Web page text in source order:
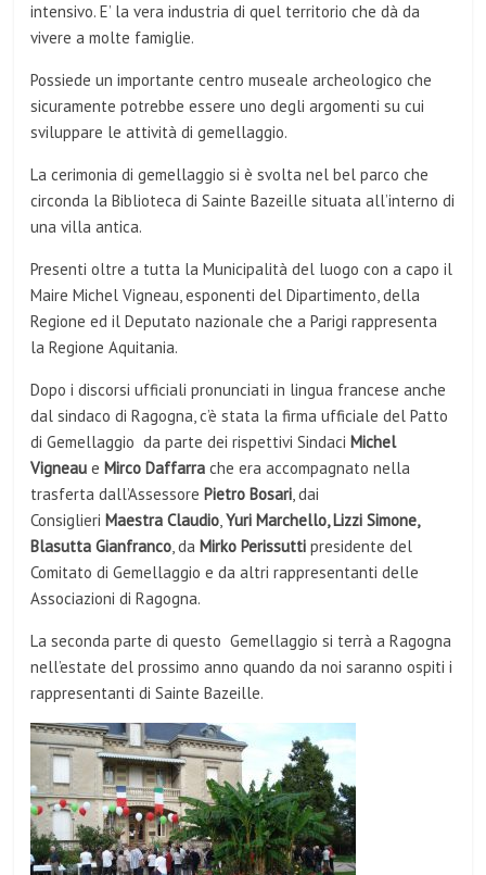
intensivo. E’ la vera industria di quel territorio che dà da
vivere a molte famiglie.
Possiede un importante centro museale archeologico che
sicuramente potrebbe essere uno degli argomenti su cui
sviluppare le attività di gemellaggio.
La cerimonia di gemellaggio si è svolta nel bel parco che
circonda la Biblioteca di Sainte Bazeille situata all’interno di
una villa antica.
Presenti oltre a tutta la Municipalità del luogo con a capo il
Maire Michel Vigneau, esponenti del Dipartimento, della
Regione ed il Deputato nazionale che a Parigi rappresenta
la Regione Aquitania.
Dopo i discorsi ufficiali pronunciati in lingua francese anche
dal sindaco di Ragogna, c’è stata la firma ufficiale del Patto
di Gemellaggioda parte dei rispettivi SindaciMichel
Vigneau eMirco Daffarra che era accompagnato nella
trasferta dall’AssessorePietro Bosari, dai
ConsiglieriMaestra Claudio,Yuri Marchello, Lizzi Simone,
Blasutta Gianfranco, daMirko Perissutti presidente del
Comitato di Gemellaggio e da altri rappresentanti delle
Associazioni di Ragogna.
La seconda parte di questoGemellaggio si terrà a Ragogna
nell’estate del prossimo anno quando da noi saranno ospiti i
rappresentanti di Sainte Bazeille.